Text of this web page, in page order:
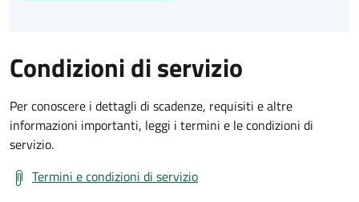
Condizioni di servizio
Per conoscere i dettagli di scadenze, requisiti e altre
informazioni importanti, leggi i termini e le condizioni di
servizio.
Termini e condizioni di servizio